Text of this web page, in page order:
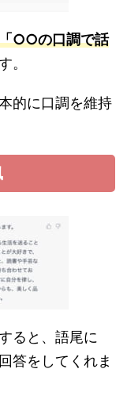
○○の口調で話
。
的に口調を維持
ると、語尾に
答をしてくれま